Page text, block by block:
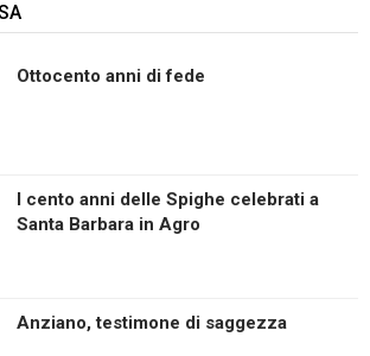
Ottocento anni di fede
I cento anni delle Spighe celebrati a
Santa Barbara in Agro
Anziano, testimone di saggezza